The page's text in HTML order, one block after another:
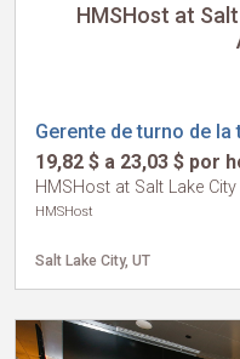
HMSHost at
Gerente de turno de
19,82 $ a 23,03 $ por
HMSHost at Salt Lake
HMSHost
Salt Lake City, UT